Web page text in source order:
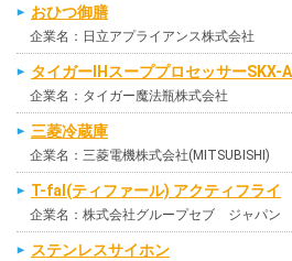
おひつ御膳
企業名：日立アプライアンス株式会社
タイガーIHスーププロセッサーSKX-
企業名：タイガー魔法瓶株式会社
三菱冷蔵庫
企業名：三菱電機株式会社(MITSUBISHI)
T-fal(ティファール) アクティフライ
企業名：株式会社グループセブ ジャパン
ステンレスサイホン